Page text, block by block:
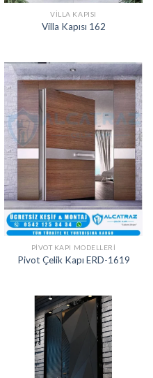
VILLA KAPISI
Villa Kapısı 162
PIVOT KAPI MODELLERI
Pivot Çelik Kapı ERD-1619